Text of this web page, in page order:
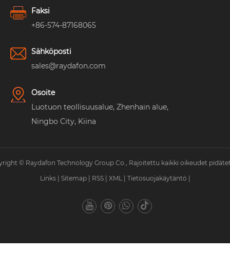
Faksi
+86-574-87168065
Sähköposti
sales@raydafon.com
Osoite
Luotuon teollisuusalue, Zhenhain alue,
Ningbo City, Kiina
© Raydafon Technology Group Co., Rajoitettu kaikki oikeudet
Links | Sitemap | RSS | XML | Tietosuojakäytäntö |